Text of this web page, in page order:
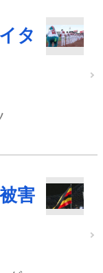
タ
害